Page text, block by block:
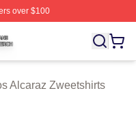
over $100
Licensed Carlos
Alcaraz Zweetshirts